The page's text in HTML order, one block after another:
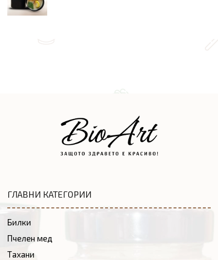
ГЛАВНИ КАТЕГОРИИ
Билки
Пчелен мед
Тахани